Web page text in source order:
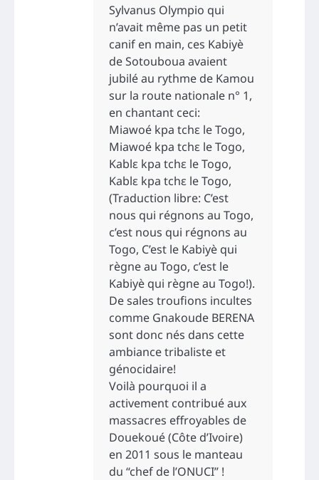
Sylvanus Olympio qui
n’avait même pas un petit
canif en main, ces Kabiyè
de Sotouboua avaient
jubilé au rythme de Kamou
sur la route nationale n° 1,
en chantant ceci:
Miawoé kpa tchɛ le Togo,
Miawoé kpa tchɛ le Togo,
Kablɛ kpa tchɛ le Togo,
Kablɛ kpa tchɛ le Togo,
(Traduction libre: C’est
nous qui régnons au Togo,
c’est nous qui régnons au
Togo, C’est le Kabiyè qui
règne au Togo, c’est le
Kabiyè qui règne au Togo!).
De sales troufions incultes
comme Gnakoude BERENA
sont donc nés dans cette
ambiance tribaliste et
génocidaire!
Voilà pourquoi il a
activement contribué aux
massacres effroyables de
Douekoué (Côte d’Ivoire)
en 2011 sous le manteau
du “chef de l’ONUCI” !